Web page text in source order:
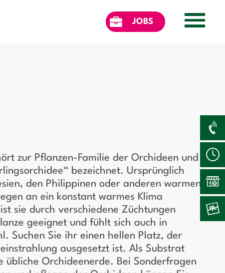
JOBS
zur Pflanzen-Familie der Orchideen und
bezeichnet. Ursprünglich
den Philippinen oder anderen warmen
an ein konstant warmes Klima
sie durch verschiedene Züchtungen
geeignet und fühlt sich auch in
Suchen Sie ihr einen hellen Platz, der
ausgesetzt ist. Als Substrat
übliche Orchideenerde. Bei Sonderfragen